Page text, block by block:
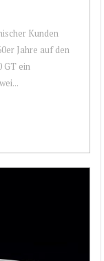
Kunden
Jahre auf den
GT ein